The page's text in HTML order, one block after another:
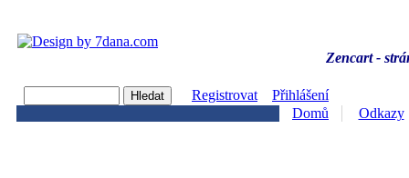
Zencart -
Registrovat
Přihlášení
Domů
Odkazy